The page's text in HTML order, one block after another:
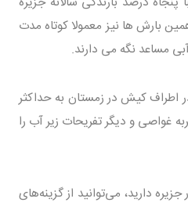
بارش ها نیز معمولا کوتاه مدت
مساعد نگه می دارند.
کیش در زمستان به حداکثر
غواصی و دیگر تفریحات زیر آب را
دارید، می‌توانید از گزینه‌های